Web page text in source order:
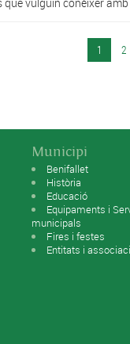
vulguin conèixer
1 2
Municipi
Benifallet
Història
Educació
Equipaments i
municipals
Fires i festes
Entitats i